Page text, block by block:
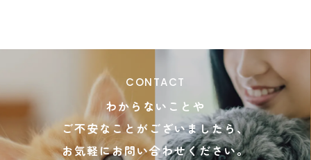
CONTACT
わからないことや
ご不安なことがございましたら、
お気軽にお問い合わせください。